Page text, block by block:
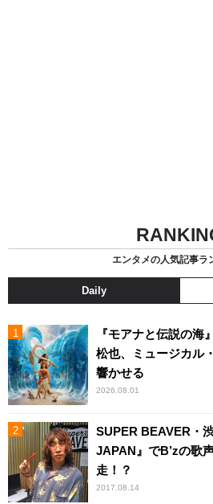
エンタメの人気記事ラ
Daily
『モアナと伝説の
松也、ミュージカル
響かせる
2026.08.01
SUPER BEAVER・
JAPAN』でB’zの歌
走！？
2017.08.14